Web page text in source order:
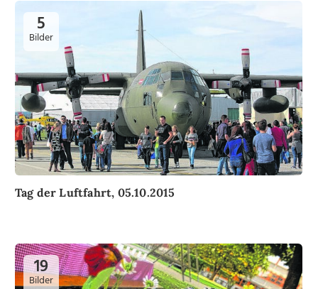
5
Bilder
Tag der Luftfahrt, 05.10.2015
19
Bilder